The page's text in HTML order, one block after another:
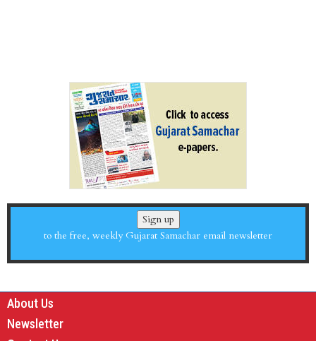
Sign up
to the free, weekly Gujarat Samachar email newsletter
About Us
Newsletter